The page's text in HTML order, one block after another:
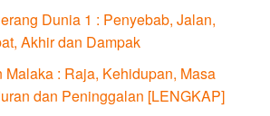
Dunia 1 : Penyebab, Jalan,
Akhir dan Dampak
Malaka : Raja, Kehidupan, Masa
dan Peninggalan [LENGKAP]